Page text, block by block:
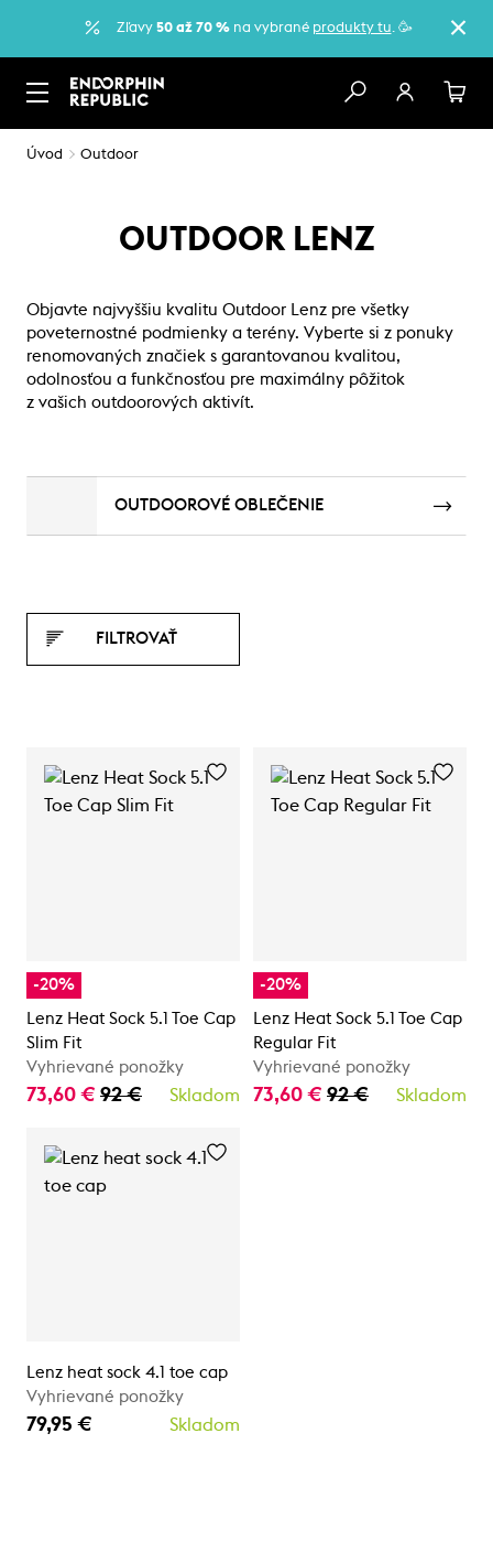
Zľavy 50 až 70 %na vybrané produkty tu. 🥳
Úvod Outdoor
OUTDOOR LENZ
Objavte najvyššiu kvalitu Outdoor Lenz pre všetky
poveternostné podmienky a terény. Vyberte si z ponuky
renomovaných značiek s garantovanou kvalitou,
odolnosťou a funkčnosťou pre maximálny pôžitok
z vašich outdoorových aktivít.
OUTDOOROVÉ OBLEČENIE
FILTROVAŤ
-20%
Lenz Heat Sock 5.1 Toe Cap
Slim Fit
Vyhrievané ponožky
73,60 € 92 € Skladom
-20%
Lenz Heat Sock 5.1 Toe Cap
Regular Fit
Vyhrievané ponožky
73,60 € 92 € Skladom
Lenz heat sock 4.1 toe cap
Vyhrievané ponožky
79,95 € Skladom